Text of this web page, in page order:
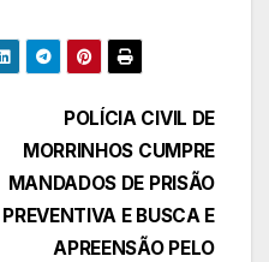
POLÍCIA CIVIL DE
MORRINHOS CUMPRE
MANDADOS DE PRISÃO
PREVENTIVA E BUSCA E
APREENSÃO PELO